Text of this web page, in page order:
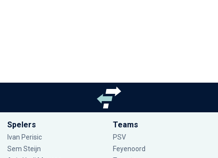
Spelers
Ivan Perisic
Sem Steijn
Teams
PSV
Feyenoord